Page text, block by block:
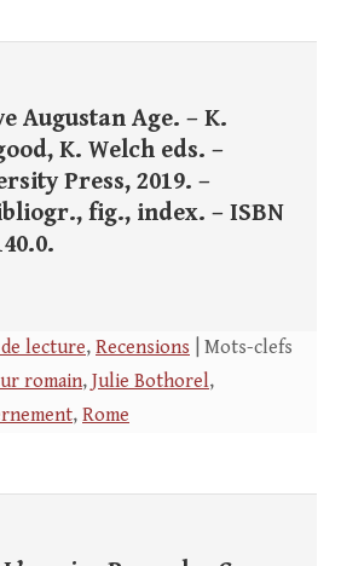
Augustan Age. – K.
K. Welch eds. –
Press, 2019. –
fig., index. – ISBN
lecture, Recensions | Mots-clefs
romain, Julie Bothorel,
, Rome